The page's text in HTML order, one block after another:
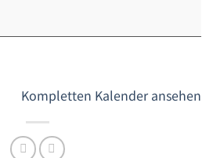
Kompletten Kalender ansehen